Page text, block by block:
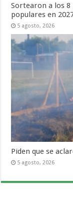
Sortearon a los
populares en
5 agosto, 2026
Piden que se
5 agosto, 2026